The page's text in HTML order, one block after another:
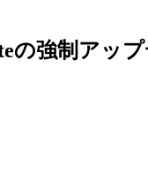
の強制アッ